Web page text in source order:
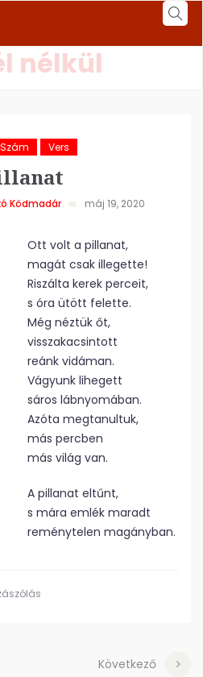
nélkül
Vers
Ködmadár máj 19, 2020
Ott volt a pillanat,
magát csak illegette!
Riszálta kerek perceit,
s óra ütött felette.
Még néztük őt,
visszakacsintott
reánk vidáman.
Vágyunk lihegett
sáros lábnyomában.
Azóta megtanultuk,
más percben
más világ van.
A pillanat eltűnt,
s mára emlék maradt
reménytelen magányban.
Következő